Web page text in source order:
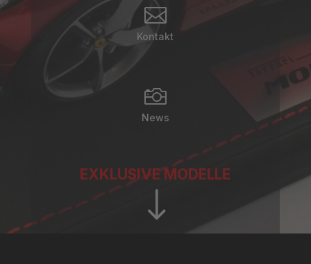

Kontakt

News
EXKLUSIVE MODELLE
"